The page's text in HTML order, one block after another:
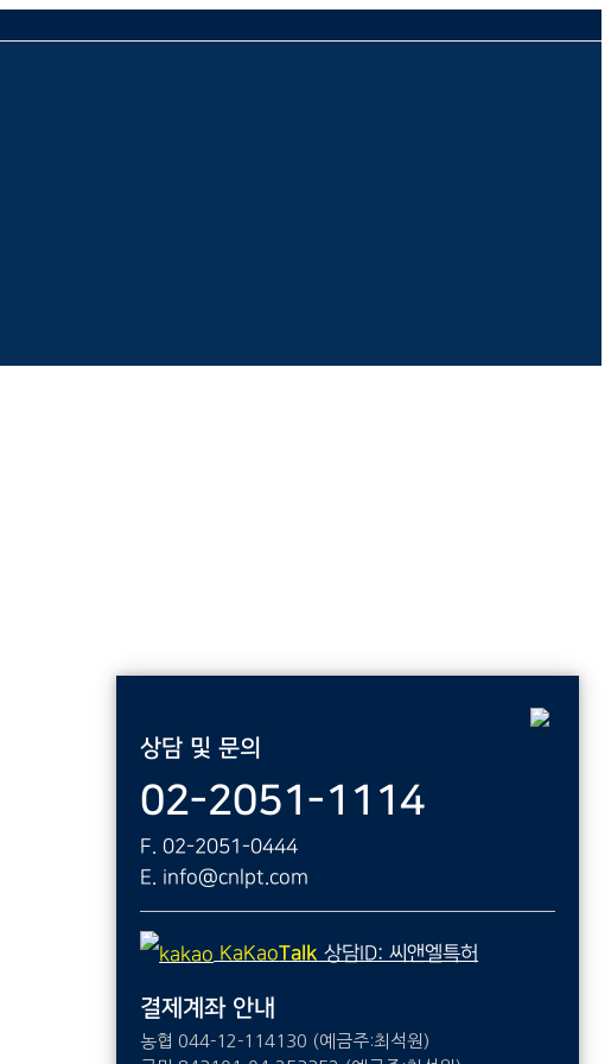
상담 및 문의
02-2051-1114
F. 02-2051-0444
E. info@cnlpt.com
KaKaoTalk 상담ID: 씨앤엘특허
결제계좌 안내
농협 044-12-114130 (예금주:최석원)